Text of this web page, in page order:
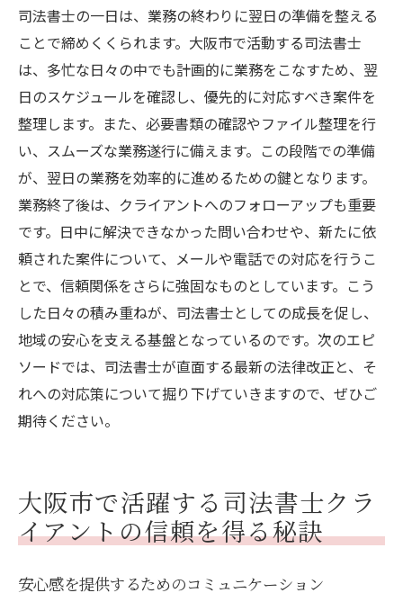
司法書士の一日は、業務の終わりに翌日の準備を整える
ことで締めくくられます。大阪市で活動する司法書士
は、多忙な日々の中でも計画的に業務をこなすため、翌
日のスケジュールを確認し、優先的に対応すべき案件を
整理します。また、必要書類の確認やファイル整理を行
い、スムーズな業務遂行に備えます。この段階での準備
が、翌日の業務を効率的に進めるための鍵となります。
業務終了後は、クライアントへのフォローアップも重要
です。日中に解決できなかった問い合わせや、新たに依
頼された案件について、メールや電話での対応を行うこ
とで、信頼関係をさらに強固なものとしています。こう
した日々の積み重ねが、司法書士としての成長を促し、
地域の安心を支える基盤となっているのです。次のエピ
ソードでは、司法書士が直面する最新の法律改正と、そ
れへの対応策について掘り下げていきますので、ぜひご
期待ください。
大阪市で活躍する司法書士クラ
イアントの信頼を得る秘訣
安心感を提供するためのコミュニケーション